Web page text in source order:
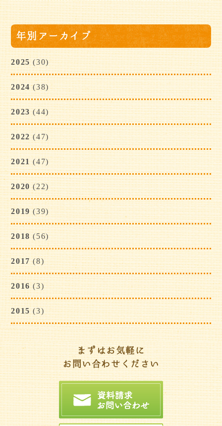
年別アーカイブ
2025(30)
2024(38)
2023(44)
2022 (47)
2021 (47)
2020(22)
2019(39)
2018 (56)
2017(8)
2016(3)
2015(3)
まずはお気軽に
お問い合わせください